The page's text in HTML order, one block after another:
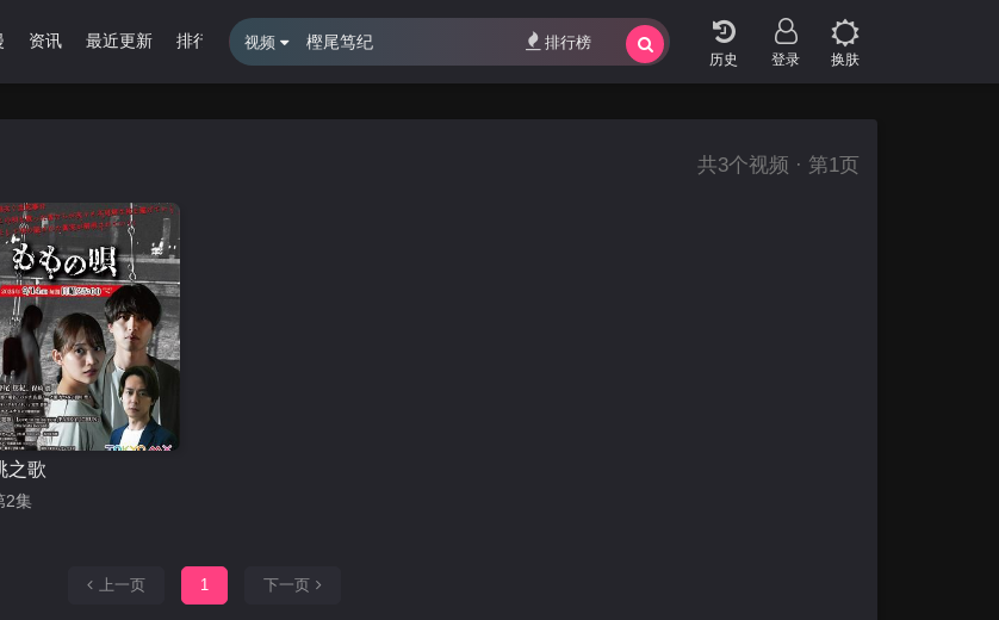
资讯 最近更新 排行榜 留言报错
登录 换肤
视频 排行榜
共3个视频 · 第1页
之歌
2集
上一页 1 下一页